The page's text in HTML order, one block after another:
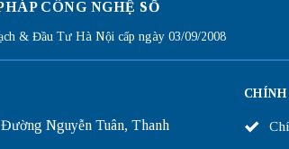
CÔNG NGHỆ SỐ
& Đầu Tư Hà Nội cấp ngày 03/09/2008
Nguyễn Tuân, Thanh